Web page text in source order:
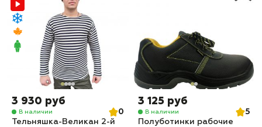
3 930 руб
В наличии
0
Тельняшка-Великан 2-й
3 125 руб
В наличии
5
Полуботинки рабочие